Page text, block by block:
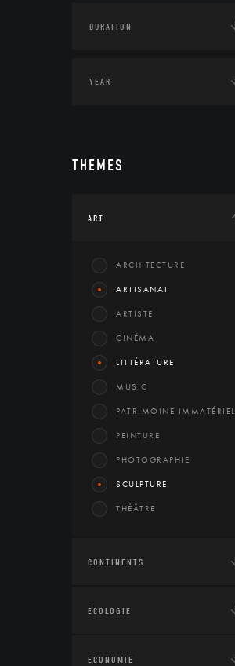
THEMES
ART
ARCHITECTURE
ARTISANAT
ARTISTE
CINÉMA
LITTÉRATURE
MUSIC
PATRIMOINE IMMATÉRIEL
PEINTURE
PHOTOGRAPHIE
SCULPTURE
THÉÂTRE
CONTINENTS
ÉCOLOGIE
ECONOMIE